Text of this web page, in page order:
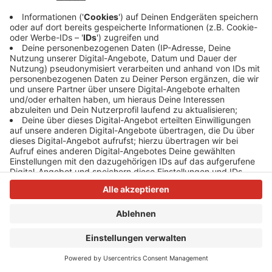
Anzeige
Anzeige
Anzeige